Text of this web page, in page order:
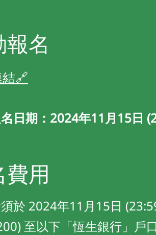
名
🔗
日期：2024年11月15日
用
於 2024年11月15日
至以下「恆生銀行」戶